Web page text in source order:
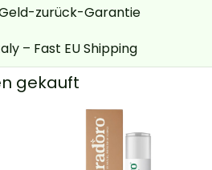
zurück-Garantie
– Fast EU Shipping
gekauft